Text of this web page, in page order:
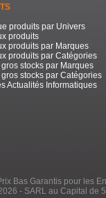
produits par Univers
produits
produits par Marques
produits par Catégories
gros stocks par Marques
gros stocks par Catégories
Actualités Informatiques
Bas Garantis pour les
- SARL au Capital de